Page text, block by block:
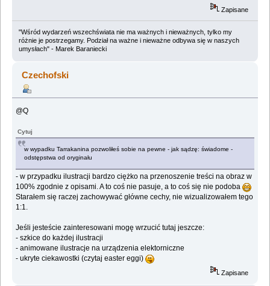
Zapisane
"Wśród wydarzeń wszechświata nie ma ważnych i nieważnych, tylko my
różnie je postrzegamy. Podział na ważne i nieważne odbywa się w naszych
umysłach" - Marek Baraniecki
Czechofski
@Q
Cytuj
w wypadku Tarrakanina pozwoliłeś sobie na pewne - jak sądzę: świadome -
odstępstwa od oryginału
- w przypadku ilustracji bardzo ciężko na przenoszenie treści na obraz w
100% zgodnie z opisami. A to coś nie pasuje, a to coś się nie podoba
Starałem się raczej zachowywać główne cechy, nie wizualizowałem tego
1:1.
Jeśli jesteście zainteresowani mogę wrzucić tutaj jeszcze:
- szkice do każdej ilustracji
- animowane ilustracje na urządzenia elektorniczne
- ukryte ciekawostki (czytaj easter eggi)
Zapisane